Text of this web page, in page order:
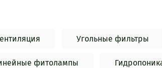
Угольные фильтры
фитолампы